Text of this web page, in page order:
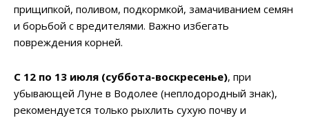
прищипкой, поливом, подкормкой, замачиванием семян
и борьбой с вредителями. Важно избегать
повреждения корней.
С 12 по 13 июля (суббота-воскресенье), при
убывающей Луне в Водолее (неплодородный знак),
рекомендуется только рыхлить сухую почву и